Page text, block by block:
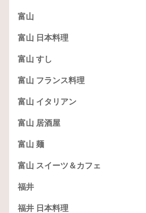
富山
富山 日本料理
富山 すし
富山 フランス料理
富山 イタリアン
富山 居酒屋
富山 麺
富山 スイーツ＆カフェ
福井
福井 日本料理